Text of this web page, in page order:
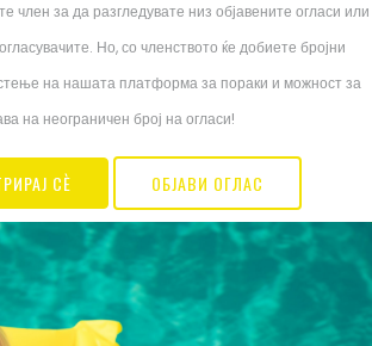
член за да разгледувате низ објавените огласи или
Но, со членството ќе добиете бројни
на нашата платформа за пораки и можност за
на неограничен број на огласи!
СЀ ОБЈАВИ ОГЛАС